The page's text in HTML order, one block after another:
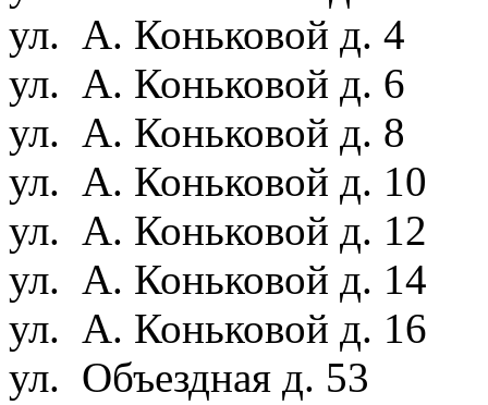
ул. А. Коньковой д. 4
ул. А. Коньковой д. 6
ул. А. Коньковой д. 8
ул. А. Коньковой д. 10
ул. А. Коньковой д. 12
ул. А. Коньковой д. 14
ул. А. Коньковой д. 16
ул. Объездная д. 53